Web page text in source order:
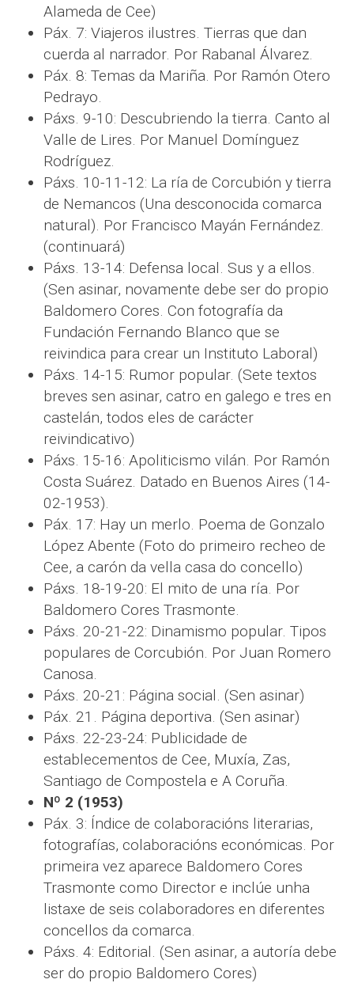
Alameda de Cee)
Páx. 7: Viajeros ilustres. Tierras que dan
cuerda al narrador. Por Rabanal Álvarez.
Páx. 8: Temas da Mariña. Por Ramón Otero
Pedrayo.
Páxs. 9-10: Descubriendo la tierra. Canto al
Valle de Lires. Por Manuel Domínguez
Rodríguez.
Páxs. 10-11-12: La ría de Corcubión y tierra
de Nemancos (Una desconocida comarca
natural). Por Francisco Mayán Fernández.
(continuará)
Páxs. 13-14: Defensa local. Sus y a ellos.
(Sen asinar, novamente debe ser do propio
Baldomero Cores. Con fotografía da
Fundación Fernando Blanco que se
reivindica para crear un Instituto Laboral)
Páxs. 14-15: Rumor popular. (Sete textos
breves sen asinar, catro en galego e tres en
castelán, todos eles de carácter
reivindicativo)
Páxs. 15-16: Apoliticismo vilán. Por Ramón
Costa Suárez. Datado en Buenos Aires (14-
02-1953).
Páx. 17: Hay un merlo. Poema de Gonzalo
López Abente (Foto do primeiro recheo de
Cee, a carón da vella casa do concello)
Páxs. 18-19-20: El mito de una ría. Por
Baldomero Cores Trasmonte.
Páxs. 20-21-22: Dinamismo popular. Tipos
populares de Corcubión. Por Juan Romero
Canosa.
Páxs. 20-21: Página social. (Sen asinar)
Páx. 21. Página deportiva. (Sen asinar)
Páxs. 22-23-24: Publicidade de
establecementos de Cee, Muxía, Zas,
Santiago de Compostela e A Coruña.
Nº 2 (1953)
Páx. 3: Índice de colaboracións literarias,
fotografías, colaboracións económicas. Por
primeira vez aparece Baldomero Cores
Trasmonte como Director e inclúe unha
listaxe de seis colaboradores en diferentes
concellos da comarca.
Páxs. 4: Editorial. (Sen asinar, a autoría debe
ser do propio Baldomero Cores)